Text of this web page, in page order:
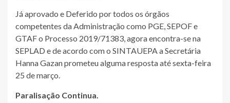
Já aprovado e Deferido por todos os órgãos
competentes da Administração como PGE, SEPOF e
GTAF o Processo 2019/71383, agora encontra-se na
SEPLAD e de acordo com o SINTAUEPA a Secretária
Hanna Gazan prometeu alguma resposta até sexta-feira
25 de março.
Paralisação Continua.